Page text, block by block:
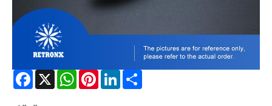
Facebook
X WhatsApp
PinterestLinkedIn
Share